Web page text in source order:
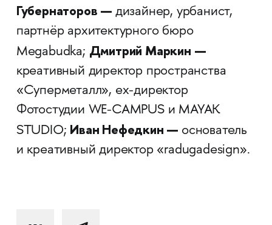
Губернаторов — дизайнер, урбанист,
партнёр архитектурного бюро
Megabudka; Дмитрий Маркин —
креативный директор пространства
«Суперметалл», ex-директор
Фотостудии WE-CAMPUS и MAYAK
STUDIO; Иван Нефедкин — основатель
и креативный директор «radugadesign».